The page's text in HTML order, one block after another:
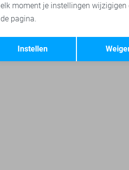
Terug
elk moment je instellingen
de pagina.
Instellen